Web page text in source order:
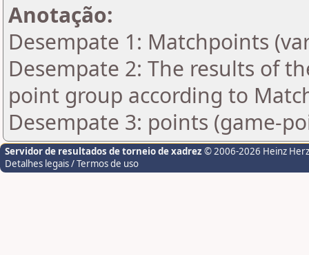
Anotação:
Desempate 1: Matchpoints
Desempate 2: The results of
point group according to
Desempate 3: points (game-
Servidor de resultados de torneio de xadrez © 2006-2026 Heinz
Detalhes legais / Termos de uso